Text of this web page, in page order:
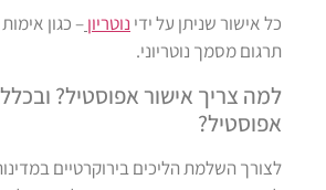
כל אישור שניתן על ידי נוטריון– כגון
תרגום מסמך נוטריוני.
למה צריך אישור אפוסטיל?
אפוסטיל?
לצורך השלמת הליכים בירוקרטיים